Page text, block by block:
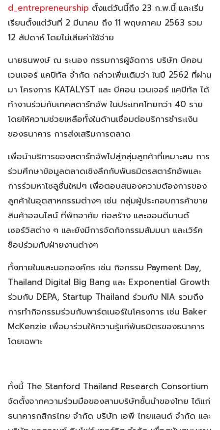
d_entrepreneurship ตั้งแต่วันนี้ถึง 23 ก.พ.นี้ และเริ่ม
เรียนตั้งแต่วันที่ 2 มีนาคม ถึง 11 พฤษภาคม 2563 รวม
12 สัปดาห์ โดยไม่เสียค่าใช้จ่าย
นายธนพงษ์ ณ ระนอง กรรมการผู้จัดการ บริษัท บีคอน
เวนเจอร์ แคปิทัล จำกัด กล่าวเพิ่มเติมว่า ในปี 2562 ที่ผ่าน
มา โครงการ KATALYST และ บีคอน เวนเจอร์ แคปิทัล ได้
ทำงานร่วมกับเทคสตาร์ทอัพ ในประเทศไทยกว่า 40 ราย
โดยให้ความช่วยเหลือทั้งในด้านเชื่อมต่อบริการชำระเงิน
ของธนาคาร การส่งเสริมการตลาด
เพื่อนำบริการของสตาร์ทอัพไปสู่กลุ่มลูกค้าที่เหมาะสม การ
ร่วมศึกษาข้อมูลตลาดเชิงลึกกับพันธมิตรสตาร์ทอัพและ
การร่วมหาโซลูชั่นใหม่ๆ เพื่อตอบสนองความต้องการของ
ลูกค้าในอุตสาหกรรมต่างๆ เช่น กลุ่มผู้ประกอบการค้าขาย
สินค้าออนไลน์ ที่พักอาศัย ก่อสร้าง และออนดีมานด์
เซอร์วิสต่าง ๆ และยังมีการจัดกิจกรรมสัมมนา และเวิร์ค
ช็อปร่วมกับฝ่ายงานต่างๆ
ทั้งภายในและนอกองค์กร เช่น กิจกรรม Payment Day,
Thailand Digital Big Bang และ Exponential Growth
ร่วมกับ DEPA, Startup Thailand ร่วมกับ NIA รวมถึง
การทำกิจกรรมร่วมกับพาร์ตเนอร์ในโครงการ เช่น Baker
McKenzie เพื่อมาร่วมให้ความรู้แก่พันธมิตรของธนาคาร
โดยเฉพาะ
ทั้งนี้ The Stanford Thailand Research Consortium
จัดตั้งจากความร่วมมือของสามบริษัทชั้นนำของไทย ได้แก่
ธนาคารกสิกรไทย จำกัด บริษัท เอพี ไทยแลนด์ จำกัด และ